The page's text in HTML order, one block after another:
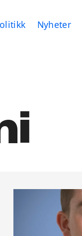
Nyheter